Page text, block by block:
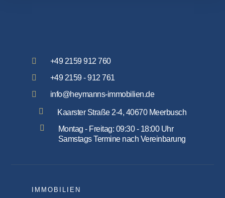
+49 2159 912 760
+49 2159 - 912 761
info@heymanns-immobilien.de
Kaarster Straße 2-4, 40670 Meerbusch
Montag - Freitag: 09:30 - 18:00 Uhr
Samstags Termine nach Vereinbarung
IMMOBILIEN